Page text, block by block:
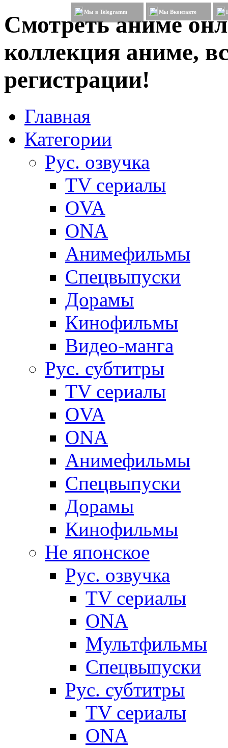
Смотреть аниме
коллекция аниме,
регистрации!
Мы в Telegramm Мы Вконтакте
Главная
Категории
Рус. озвучка
TV сериалы
OVA
ONA
Анимефильмы
Спецвыпуски
Дорамы
Кинофильмы
Видео-манга
Рус. субтитры
TV сериалы
OVA
ONA
Анимефильмы
Спецвыпуски
Дорамы
Кинофильмы
Не японское
Рус. озвучка
TV сериалы
ONA
Мультфильмы
Спецвыпуски
Рус. субтитры
TV сериалы
ONA